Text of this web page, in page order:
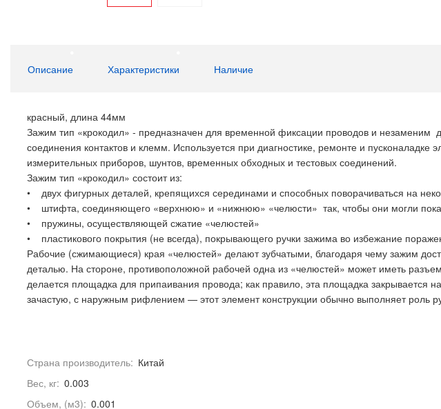
Описание Характеристики Наличие
красный, длина 44мм
Зажим тип «крокодил» - предназначен для временной фиксации проводов и незаменим
соединения контактов и клемм. Используется при диагностике, ремонте и
измерительных приборов, шунтов, временных обходных и тестовых соединений.
Зажим тип «крокодил» состоит из:
• двух фигурных деталей, крепящихся серединами и способных поворачиваться на
• штифта, соединяющего «верхнюю» и «нижнюю» «челюсти» так, чтобы они могли
• пружины, осуществляющей сжатие «челюстей»
• пластикового покрытия (не всегда), покрывающего ручки зажима во избежание
Рабочие (сжимающиеся) края «челюстей» делают зубчатыми, благодаря чему зажим
деталью. На стороне, противоположной рабочей одна из «челюстей» может иметь
делается площадка для припаивания провода; как правило, эта площадка
зачастую, с наружным рифлением — этот элемент конструкции обычно выполняет роль
Страна производитель: Китай
Вес, кг: 0.003
Объем, (м3): 0.001